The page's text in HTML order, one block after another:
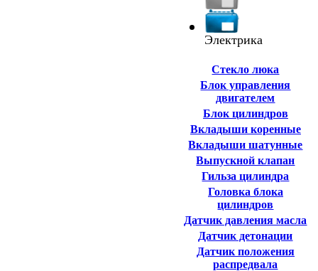
Электрика
Cтекло люка
Блок управления
двигателем
Блок цилиндров
Вкладыши коренные
Вкладыши шатунные
Выпускной клапан
Гильза цилиндра
Головка блока
цилиндров
Датчик давления масла
Датчик детонации
Датчик положения
распредвала